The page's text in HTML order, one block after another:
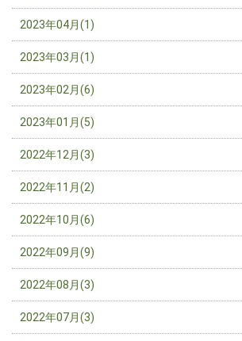
2023年04月(1)
2023年03月(1)
2023年02月(6)
2023年01月(5)
2022年12月(3)
2022年11月(2)
2022年10月(6)
2022年09月(9)
2022年08月(3)
2022年07月(3)